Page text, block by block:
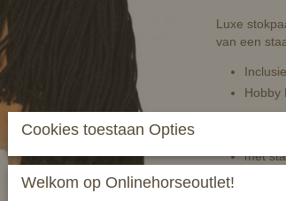
Luxe
van een
Hobby
met
Cookies toestaan Opties
Welkom op Onlinehorseoutlet!